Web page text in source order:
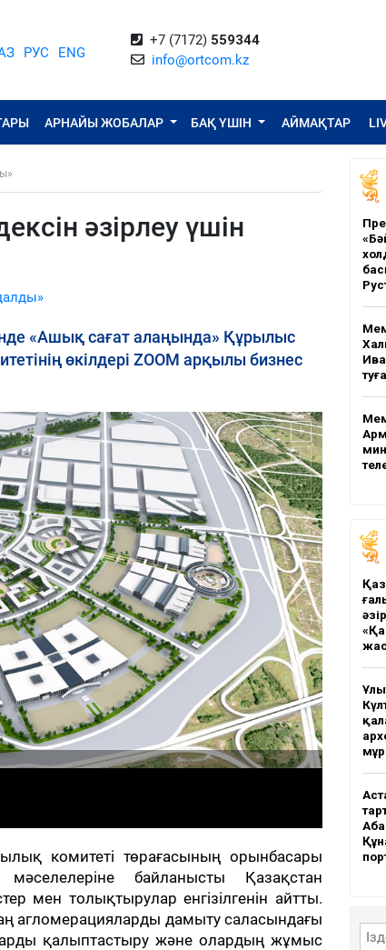
РУС ENG
+7 (7172) 559344
info@ortcom.kz
АРНАЙЫ ЖОБАЛАР БАҚ ҮШІН АЙМАҚТАР
әзірлеу үшін
«Ашық сағат алаңында» Құрылыс
өкілдері ZOOM арқылы бизнес
комитеті төрағасының орынбасары
байланысты Қазақстан
мен толықтырулар енгізілгенін айтты.
агломерацияларды дамыту саласындағы
қалыптастыру және олардың жұмыс